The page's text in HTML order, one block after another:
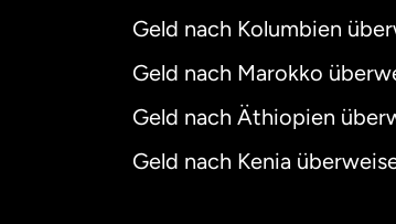
Geld nach Kolumbien
Geld nach Marokko
Geld nach Äthiopien
Geld nach Kenia